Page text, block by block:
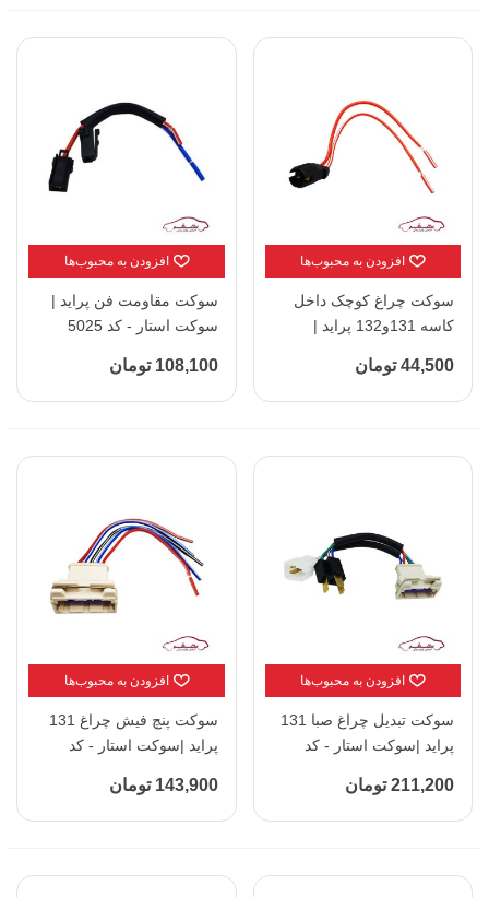
افزودن به محبوب‌ها
سوکت چراغ کوچک داخل
کاسه 131و132 پراید |
44,500 تومان
افزودن به محبوب‌ها
سوکت مقاومت فن پراید |
سوکت استار - کد 5025
108,100 تومان
افزودن به محبوب‌ها
سوکت تبدیل چراغ صبا 131
پراید |سوکت استار - کد
211,200 تومان
افزودن به محبوب‌ها
سوکت پنچ فیش چراغ 131
پراید |سوکت استار - کد
143,900 تومان